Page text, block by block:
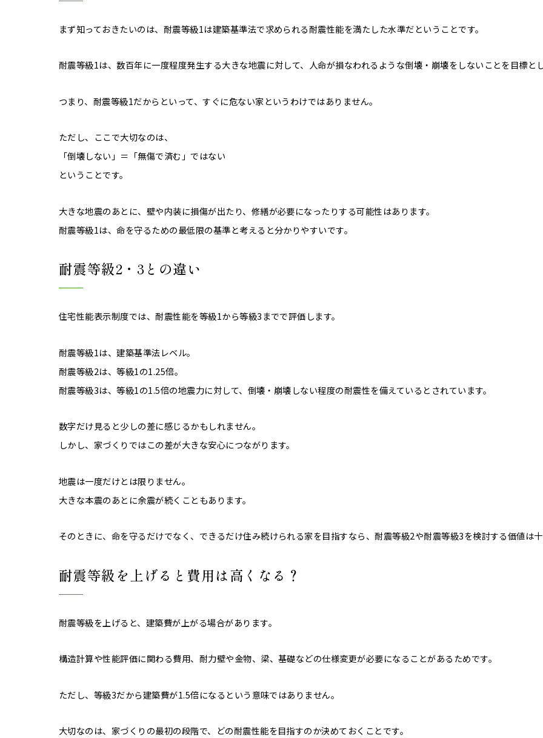
まず知っておきたいのは、耐震等級1は建築基準法で求められる耐震性能を満たした水準だということです。
耐震等級1は、数百年に一度程度発生する大きな地震に対して、人命が損なわれるような倒壊・崩壊をしないことを目標とし
つまり、耐震等級1だからといって、すぐに危ない家というわけではありません。
ただし、ここで大切なのは、
「倒壊しない」＝「無傷で済む」ではない
ということです。
大きな地震のあとに、壁や内装に損傷が出たり、修繕が必要になったりする可能性はあります。
耐震等級1は、命を守るための最低限の基準と考えると分かりやすいです。
耐震等級2・3との違い
住宅性能表示制度では、耐震性能を等級1から等級3までで評価します。
耐震等級1は、建築基準法レベル。
耐震等級2は、等級1の1.25倍。
耐震等級3は、等級1の1.5倍の地震力に対して、倒壊・崩壊しない程度の耐震性を備えているとされています。
数字だけ見ると少しの差に感じるかもしれません。
しかし、家づくりではこの差が大きな安心につながります。
地震は一度だけとは限りません。
大きな本震のあとに余震が続くこともあります。
そのときに、命を守るだけでなく、できるだけ住み続けられる家を目指すなら、耐震等級2や耐震等級3を検討する価値は十
耐震等級を上げると費用は高くなる？
耐震等級を上げると、建築費が上がる場合があります。
構造計算や性能評価に関わる費用、耐力壁や金物、梁、基礎などの仕様変更が必要になることがあるためです。
ただし、等級3だから建築費が1.5倍になるという意味ではありません。
大切なのは、家づくりの最初の段階で、どの耐震性能を目指すのか決めておくことです。